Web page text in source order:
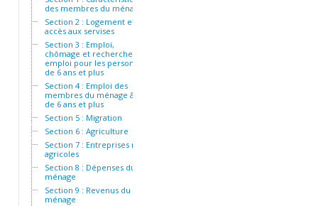
des membres du ménage
Section 2 : Logement et
accès aux servises
Section 3 : Emploi,
chômage et recherche d'
emploi pour les personnes
de 6 ans et plus
Section 4 : Emploi des
membres du ménage âgés
de 6 ans et plus
Section 5 : Migration
Section 6 : Agriculture
Section 7 : Entreprises non
agricoles
Section 8 : Dépenses du
ménage
Section 9 : Revenus du
ménage